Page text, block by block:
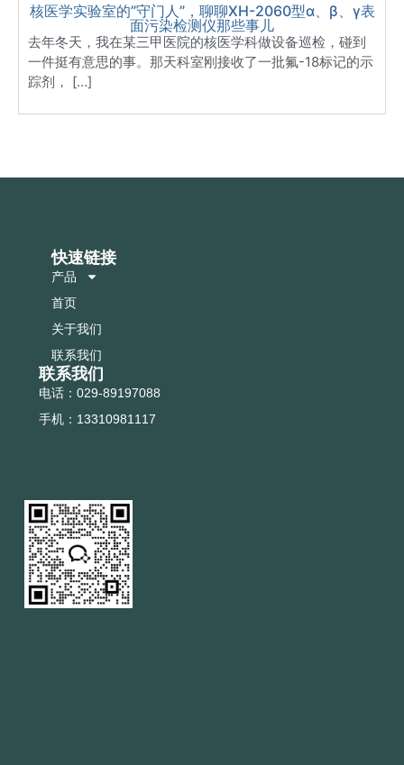
核医学实验室的”守门人”，聊聊XH-2060型α、β、γ表
面污染检测仪那些事儿
去年冬天，我在某三甲医院的核医学科做设备巡检，碰到
一件挺有意思的事。那天科室刚接收了一批氟-18标记的示
踪剂， […]
快速链接
产品
首页
关于我们
联系我们
联系我们
电话：029-89197088
手机：13310981117